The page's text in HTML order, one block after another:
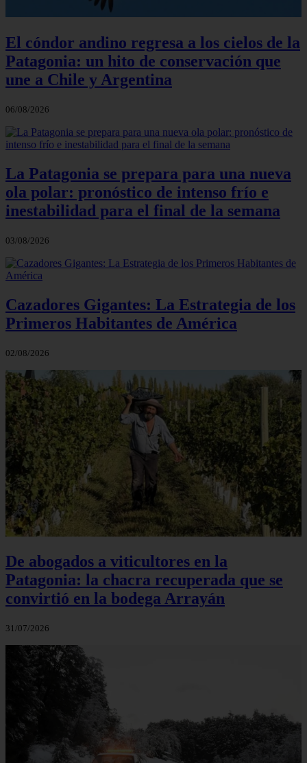
El cóndor andino regresa a los cielos de la
Patagonia: un hito de conservación que
une a Chile y Argentina
06/08/2026
La Patagonia se prepara para una nueva
ola polar: pronóstico de intenso frío e
inestabilidad para el final de la semana
03/08/2026
Cazadores Gigantes: La Estrategia de los
Primeros Habitantes de América
02/08/2026
De abogados a viticultores en la
Patagonia: la chacra recuperada que se
convirtió en la bodega Arrayán
31/07/2026